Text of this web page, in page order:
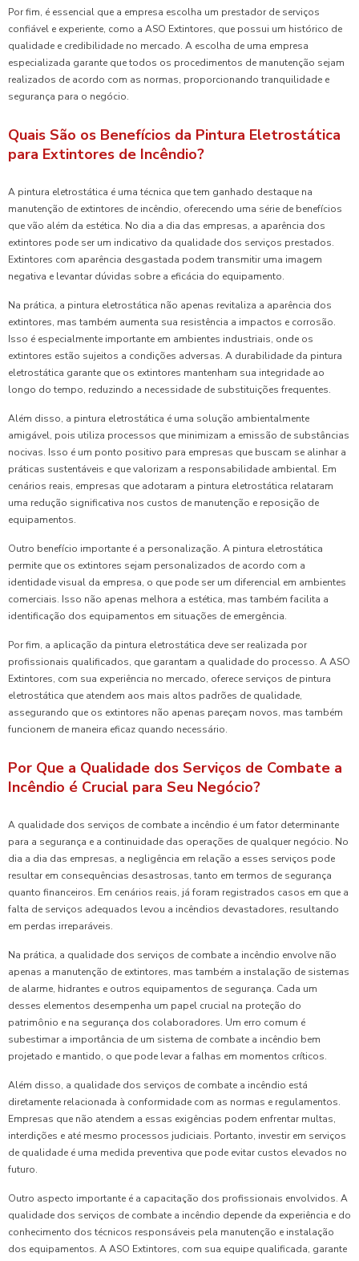
Por fim, é essencial que a empresa escolha um prestador de serviços
confiável e experiente, como a ASO Extintores, que possui um histórico de
qualidade e credibilidade no mercado. A escolha de uma empresa
especializada garante que todos os procedimentos de manutenção sejam
realizados de acordo com as normas, proporcionando tranquilidade e
segurança para o negócio.
Quais São os Benefícios da Pintura Eletrostática
para Extintores de Incêndio?
A pintura eletrostática é uma técnica que tem ganhado destaque na
manutenção de extintores de incêndio, oferecendo uma série de benefícios
que vão além da estética. No dia a dia das empresas, a aparência dos
extintores pode ser um indicativo da qualidade dos serviços prestados.
Extintores com aparência desgastada podem transmitir uma imagem
negativa e levantar dúvidas sobre a eficácia do equipamento.
Na prática, a pintura eletrostática não apenas revitaliza a aparência dos
extintores, mas também aumenta sua resistência a impactos e corrosão.
Isso é especialmente importante em ambientes industriais, onde os
extintores estão sujeitos a condições adversas. A durabilidade da pintura
eletrostática garante que os extintores mantenham sua integridade ao
longo do tempo, reduzindo a necessidade de substituições frequentes.
Além disso, a pintura eletrostática é uma solução ambientalmente
amigável, pois utiliza processos que minimizam a emissão de substâncias
nocivas. Isso é um ponto positivo para empresas que buscam se alinhar a
práticas sustentáveis e que valorizam a responsabilidade ambiental. Em
cenários reais, empresas que adotaram a pintura eletrostática relataram
uma redução significativa nos custos de manutenção e reposição de
equipamentos.
Outro benefício importante é a personalização. A pintura eletrostática
permite que os extintores sejam personalizados de acordo com a
identidade visual da empresa, o que pode ser um diferencial em ambientes
comerciais. Isso não apenas melhora a estética, mas também facilita a
identificação dos equipamentos em situações de emergência.
Por fim, a aplicação da pintura eletrostática deve ser realizada por
profissionais qualificados, que garantam a qualidade do processo. A ASO
Extintores, com sua experiência no mercado, oferece serviços de pintura
eletrostática que atendem aos mais altos padrões de qualidade,
assegurando que os extintores não apenas pareçam novos, mas também
funcionem de maneira eficaz quando necessário.
Por Que a Qualidade dos Serviços de Combate a
Incêndio é Crucial para Seu Negócio?
A qualidade dos serviços de combate a incêndio é um fator determinante
para a segurança e a continuidade das operações de qualquer negócio. No
dia a dia das empresas, a negligência em relação a esses serviços pode
resultar em consequências desastrosas, tanto em termos de segurança
quanto financeiros. Em cenários reais, já foram registrados casos em que a
falta de serviços adequados levou a incêndios devastadores, resultando
em perdas irreparáveis.
Na prática, a qualidade dos serviços de combate a incêndio envolve não
apenas a manutenção de extintores, mas também a instalação de sistemas
de alarme, hidrantes e outros equipamentos de segurança. Cada um
desses elementos desempenha um papel crucial na proteção do
patrimônio e na segurança dos colaboradores. Um erro comum é
subestimar a importância de um sistema de combate a incêndio bem
projetado e mantido, o que pode levar a falhas em momentos críticos.
Além disso, a qualidade dos serviços de combate a incêndio está
diretamente relacionada à conformidade com as normas e regulamentos.
Empresas que não atendem a essas exigências podem enfrentar multas,
interdições e até mesmo processos judiciais. Portanto, investir em serviços
de qualidade é uma medida preventiva que pode evitar custos elevados no
futuro.
Outro aspecto importante é a capacitação dos profissionais envolvidos. A
qualidade dos serviços de combate a incêndio depende da experiência e do
conhecimento dos técnicos responsáveis pela manutenção e instalação
dos equipamentos. A ASO Extintores, com sua equipe qualificada, garante